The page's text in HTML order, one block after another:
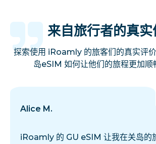
来自旅行者的真实
探索使用 iRoamly 的旅客们的真实评
岛eSIM 如何让他们的旅程更加顺
Alice M.
iRoamly 的 GU eSIM 让我在关岛的